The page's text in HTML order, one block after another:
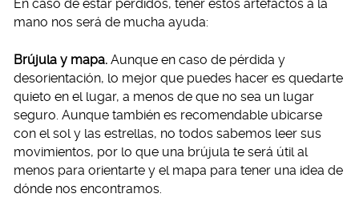
En caso de estar perdidos, tener estos artefactos a la
mano nos será de mucha ayuda:
Brújula y mapa. Aunque en caso de pérdida y
desorientación, lo mejor que puedes hacer es quedarte
quieto en el lugar, a menos de que no sea un lugar
seguro. Aunque también es recomendable ubicarse
con el sol y las estrellas, no todos sabemos leer sus
movimientos, por lo que una brújula te será útil al
menos para orientarte y el mapa para tener una idea de
dónde nos encontramos.